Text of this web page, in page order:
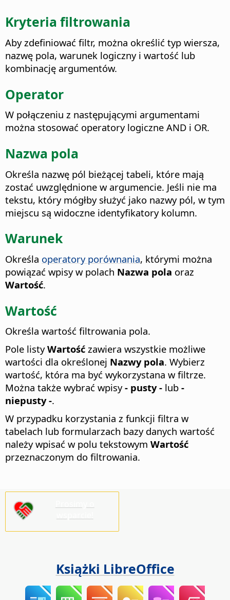
Kryteria filtrowania
Aby zdefiniować filtr, można określić typ wiersza,
nazwę pola, warunek logiczny i wartość lub
kombinację argumentów.
Operator
W połączeniu z następującymi argumentami
można stosować operatory logiczne AND i OR.
Nazwa pola
Określa nazwę pól bieżącej tabeli, które mają
zostać uwzględnione w argumencie. Jeśli nie ma
tekstu, który mógłby służyć jako nazwy pól, w tym
miejscu są widoczne identyfikatory kolumn.
Warunek
Określa operatory porównania, którymi można
powiązać wpisy w polach Nazwa pola oraz
Wartość.
Wartość
Określa wartość filtrowania pola.
Pole listyWartość zawiera wszystkie możliwe
wartości dla określonej Nazwy pola. Wybierz
wartość, która ma być wykorzystana w filtrze.
Można także wybrać wpisy- pusty - lub -
niepusty -.
W przypadku korzystania z funkcji filtra w
tabelach lub formularzach bazy danych wartość
należy wpisać w polu tekstowym Wartość
przeznaczonym do filtrowania.
Książki LibreOffice